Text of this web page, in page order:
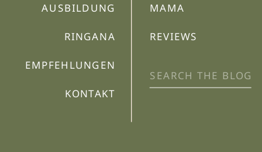
KONTAKT
AUSBILDUNG
RINGANA
EMPFEHLUNGEN
REVIEWS
MAMA
Search
for: